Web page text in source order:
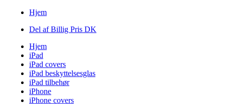
Hjem
Del af Billig Pris DK
Hjem
iPad
iPad covers
iPad beskyttelsesglas
iPad tilbehør
iPhone
iPhone covers